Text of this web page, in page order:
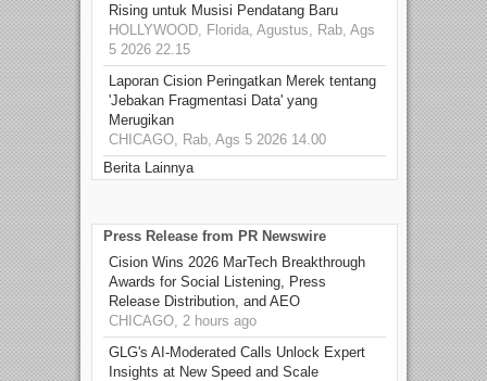
Rising untuk Musisi Pendatang Baru
HOLLYWOOD, Florida, Agustus, Rab, Ags
5 2026 22.15
Laporan Cision Peringatkan Merek tentang
'Jebakan Fragmentasi Data' yang
Merugikan
CHICAGO, Rab, Ags 5 2026 14.00
Berita Lainnya
Press Release from PR Newswire
Cision Wins 2026 MarTech Breakthrough
Awards for Social Listening, Press
Release Distribution, and AEO
CHICAGO, 2 hours ago
GLG's AI-Moderated Calls Unlock Expert
Insights at New Speed and Scale